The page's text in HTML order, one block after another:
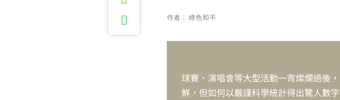
作者： 綠色和平
球賽、演唱會等大型活動一宵燦爛過後
鮮，但如何以嚴謹科學統計得出驚人數